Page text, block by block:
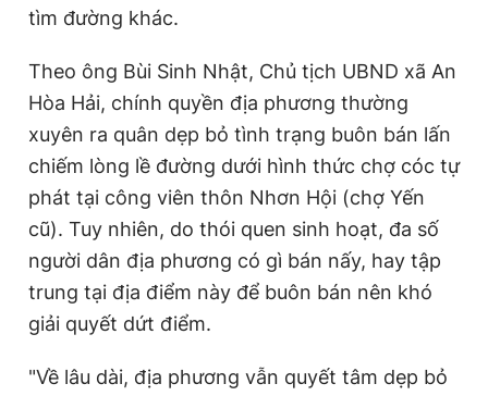
tìm đường khác.
Theo ông Bùi Sinh Nhật, Chủ tịch UBND xã An
Hòa Hải, chính quyền địa phương thường
xuyên ra quân dẹp bỏ tình trạng buôn bán lấn
chiếm lòng lề đường dưới hình thức chợ cóc tự
phát tại công viên thôn Nhơn Hội (chợ Yến
cũ). Tuy nhiên, do thói quen sinh hoạt, đa số
người dân địa phương có gì bán nấy, hay tập
trung tại địa điểm này để buôn bán nên khó
giải quyết dứt điểm.
"Về lâu dài, địa phương vẫn quyết tâm dẹp bỏ